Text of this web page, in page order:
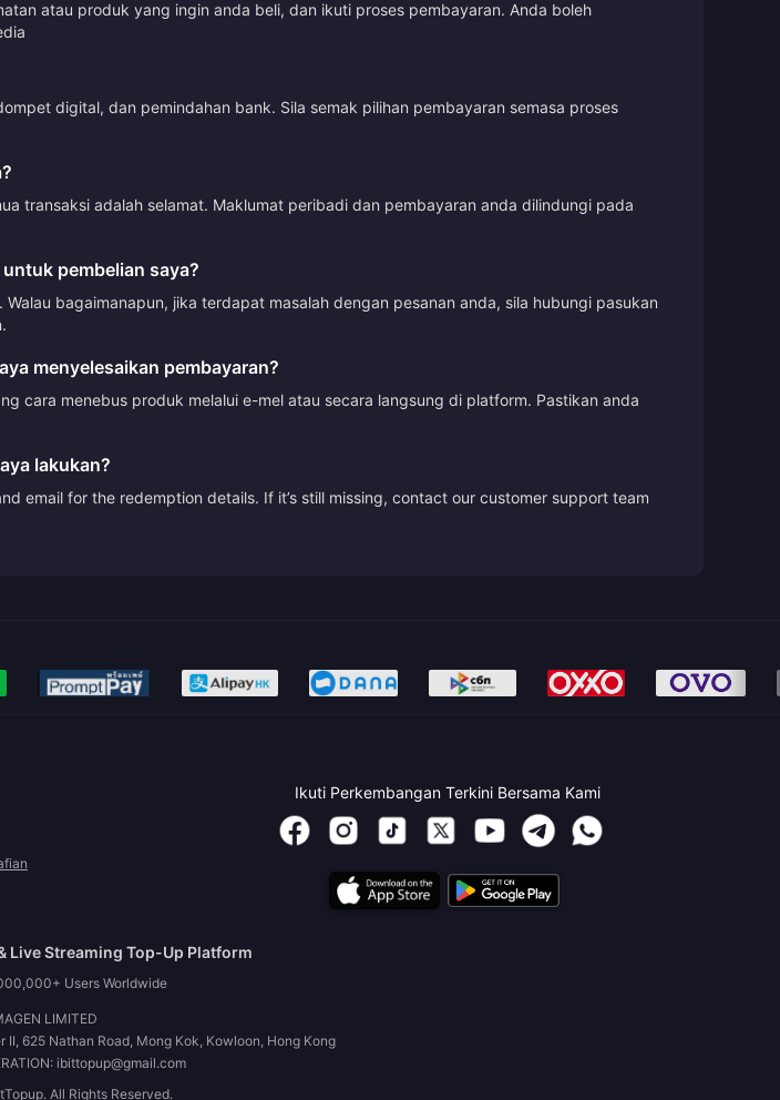
atau produk yang ingin anda beli, dan ikuti proses pembayaran. Anda boleh
digital, dan pemindahan bank. Sila semak pilihan pembayaran semasa proses
transaksi adalah selamat. Maklumat peribadi dan pembayaran anda dilindungi pada
pembelian saya?
bagaimanapun, jika terdapat masalah dengan pesanan anda, sila hubungi pasukan
menyelesaikan pembayaran?
cara menebus produk melalui e-mel atau secara langsung di platform. Pastikan anda
lakukan?
email for the redemption details. If it’s still missing, contact our customer support team
Ikuti Perkembangan Terkini Bersama Kami
Live Streaming Top-Up Platform
Users Worldwide
LIMITED
II, 625 Nathan Road, Mong Kok, Kowloon, Hong Kong
ibittopup@gmail.com
All Rights Reserved.